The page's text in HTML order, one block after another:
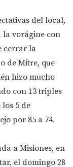
del local,
la vorágine con
cerrar la
de Mitre, que
hizo mucho
con 13 triples
5 de
por 85 a 74.
a Misiones, en
el domingo 28